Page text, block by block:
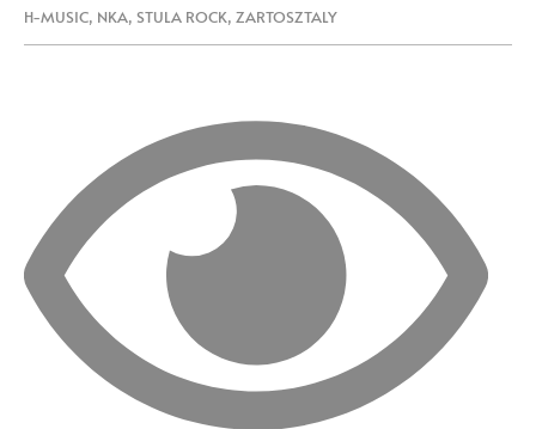
H-MUSIC, NKA, STULA ROCK, ZARTOSZTALY